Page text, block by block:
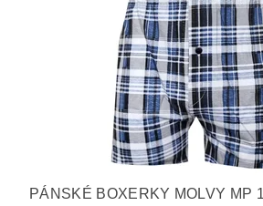
PÁNSKÉ BOXERKY MOLVY MP